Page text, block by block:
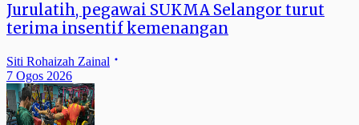
Jurulatih, pegawai SUKMA Selangor turut
terima insentif kemenangan
Siti Rohaizah Zainal
7 Ogos 2026